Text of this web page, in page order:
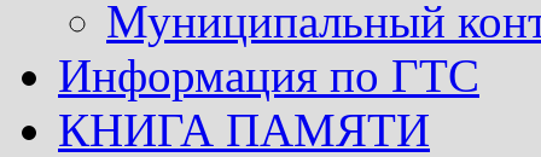
Муниципальный
Информация по ГТС
КНИГА ПАМЯТИ